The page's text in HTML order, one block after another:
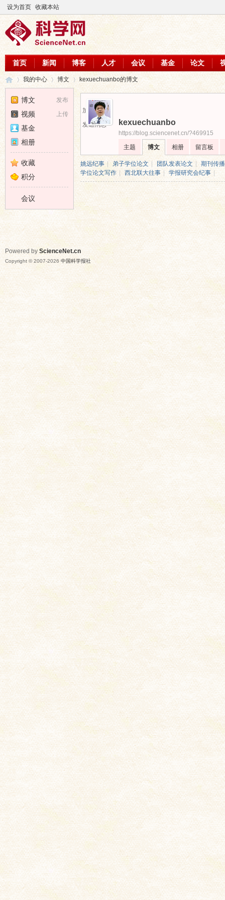
设为首页 收藏本站
首页 新闻 博客 人才 会议 基金 论文
›
我的中心 博文 kexuechuanbo的博文
加为好友
发送消息
kexuechuanbo
https://blog.sciencenet.cn/?469915
主题
博文 相册 留言板
姚远纪事 弟子学位论文 团队发表论文
期刊传
学位论文写作
西北联大往事 学报研究会纪事
发布
博文
上传
视频
基金
相册
收藏
积分
会议
Powered by ScienceNet.cn
Copyright © 2007-2026 中国科学报社